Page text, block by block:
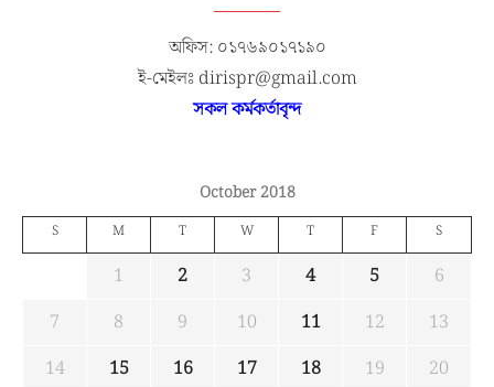
অফিস: ০১৭৬৯০১৭১৯০
ই-মেইলঃ dirispr@gmail.com
সকল কর্মকর্তাবৃন্দ
October 2018
S M T W T F S
1 2 3 4 5
6
7
8 9 10 11 12
13
14
15 16 17 18 19
20